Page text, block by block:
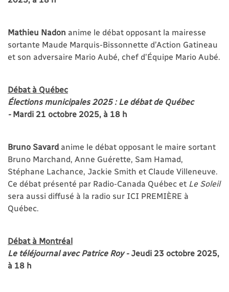
Mathieu Nadon anime le débat opposant la mairesse
sortante Maude Marquis-Bissonnette d’Action Gatineau
et son adversaire Mario Aubé, chef d’Équipe Mario Aubé.
Débat à Québec
Élections municipales 2025 : Le débat de Québec
- Mardi 21 octobre 2025, à 18 h
Bruno Savard anime le débat opposant le maire sortant
Bruno Marchand, Anne Guérette, Sam Hamad,
Stéphane Lachance, Jackie Smith et Claude Villeneuve.
Ce débat présenté par Radio-Canada Québec et Le Soleil
sera aussi diffusé à la radio sur ICI PREMIÈRE à
Québec.
Débat à Montréal
Le téléjournal avec Patrice Roy - Jeudi 23 octobre 2025,
à 18 h